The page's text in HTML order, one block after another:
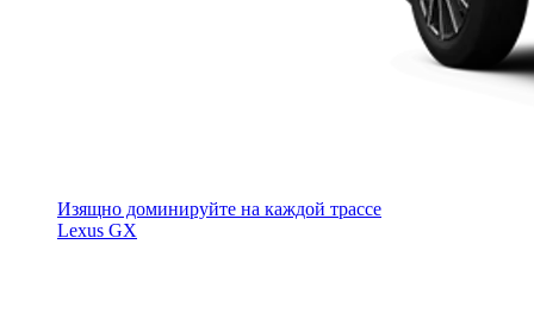
Изящно доминируйте на каждой трассе
Lexus GX